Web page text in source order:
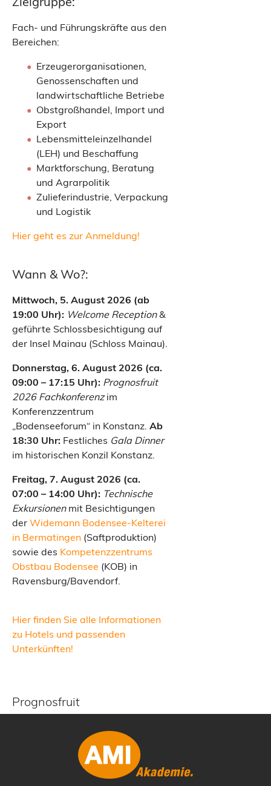
Fach- und Führungskräfte aus den
Bereichen:
Erzeugerorganisationen,
Genossenschaften und
landwirtschaftliche Betriebe
Obstgroßhandel, Import und
Export
Lebensmitteleinzelhandel
(LEH) und Beschaffung
Marktforschung, Beratung
und Agrarpolitik
Zulieferindustrie, Verpackung
und Logistik
Hier geht es zur Anmeldung!
Wann & Wo?:
Mittwoch, 5. August 2026 (ab
19:00 Uhr): Welcome Reception&
geführte Schlossbesichtigung auf
der Insel Mainau (Schloss Mainau).
Donnerstag, 6. August 2026 (ca.
09:00 – 17:15 Uhr): Prognosfruit
2026 Fachkonferenzim
Konferenzzentrum
„Bodenseeforum“ in Konstanz. Ab
18:30 Uhr: Festliches Gala Dinner
im historischen Konzil Konstanz.
Freitag, 7. August 2026 (ca.
07:00 – 14:00 Uhr): Technische
Exkursionenmit Besichtigungen
der Widemann Bodensee-Kelterei
in Bermatingen (Saftproduktion)
sowie des Kompetenzzentrums
Obstbau Bodensee (KOB) in
Ravensburg/Bavendorf.
Hier finden Sie alle Informationen
zu Hotels und passenden
Unterkünften!
Prognosfruit